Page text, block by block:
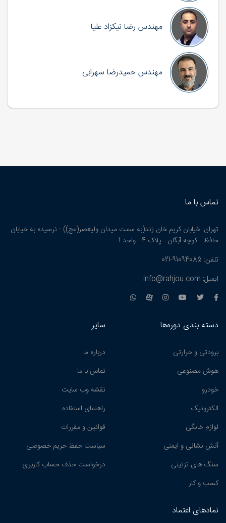
مهندس رضا نیکزاد علیا
مهندس حمیدرضا سهرابی
تماس با ما
تهران: خیابان کریم خان زند(به سمت میدان ولیعصر(عج)) - نرسیده به خیابان
حافظ - کوچه آبگان - پلاک 4 - واحد 1
تلفن: 91094085-021
ایمیل: info@rahjou.com
دسته بندی دوره‌ها
برودتی و حرارتی
هوش مصنوعی
خودرو
الکترونیک
لوازم خانگی
آتش نشانی و ایمنی
سنگ های تزئینی
کسب و کار
سایر
درباره ما
تماس با ما
نقشه وب سایت
راهنمای استفاده
قوانین و مقررات
سیاست حفظ حریم خصوصی
درخواست حذف حساب کاربری
نمادهای اعتماد